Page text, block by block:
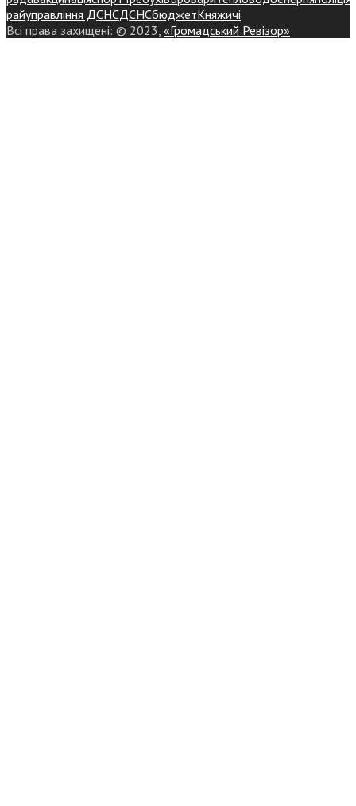
райуправління ДСНСДСНСбюджетКняжичі
Всі права захищені: © 2023, «Громадський Ревізор»